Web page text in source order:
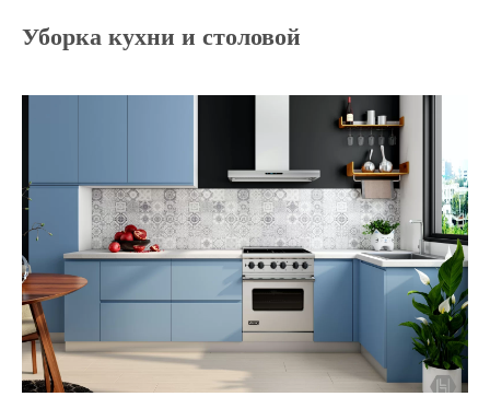
Уборка кухни и столовой